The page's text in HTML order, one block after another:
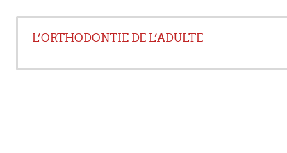
L’ORTHODONTIE DE L’ADULTE